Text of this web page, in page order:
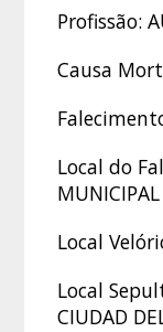
Profissão:
Causa
Local do
Local
Local
CIUDAD